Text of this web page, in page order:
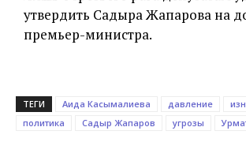
утвердить Садыра Жапарова на
премьер-министра.
ТЕГИ Аида Касымалиева давление
политика
Садыр Жапаров угрозы